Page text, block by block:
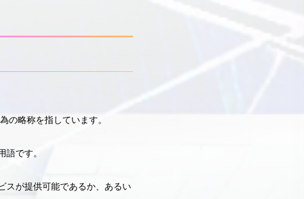
の略称を指しています。
です。
スが提供可能であるか、あるい